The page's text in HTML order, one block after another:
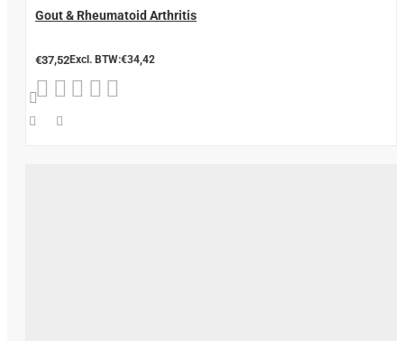
Gout & Rheumatoid Arthritis
€37,52Excl. BTW:€34,42